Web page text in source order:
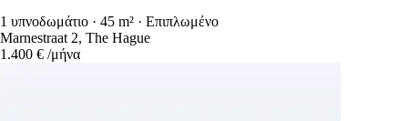
1 υπνοδωμάτιο · 45 m² · Επιπλωμένο
Marnestraat 2, The Hague
1.400 € /μήνα